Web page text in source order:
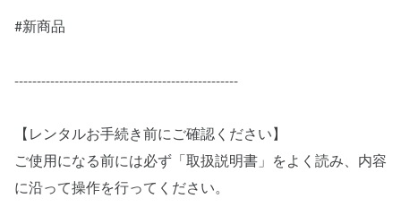
#新商品
--------------------------------------------------
【レンタルお手続き前にご確認ください】
ご使用になる前には必ず「取扱説明書」をよく読み、内容
に沿って操作を行ってください。